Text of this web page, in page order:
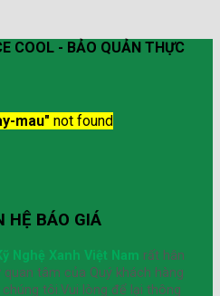
COOL - BẢO QUẢN THỰC
mau" not found
HỆ BÁO GIÁ
Nghệ Xanh Việt Nam rất hân
tâm của Quý khách hàng
tôi.Vui lòng để lại thông